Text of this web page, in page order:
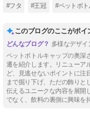
#フタ #王冠 #ペットボ
このブログのここがポイ
多様なデザイ
ペットボトルキャップの奥深
遷を紹介します。リニューア
ど、見逃せないポイントに注
まで掘り下げ、ただの飾りと
伝えるユニークな内容を展開
でなく、飲料の裏側に興味を